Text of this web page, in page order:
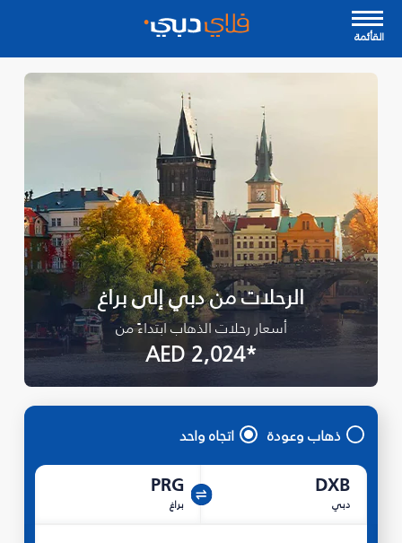
القأئمة
الرحلات من دبي إلى براغ
أسعار رحلات الذهاب ابتداءً من
*AED 2,024
ذهاب وعودة اتجاه واحد
DXB
دبي
PRG
براغ